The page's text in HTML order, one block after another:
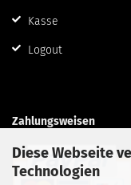
Diese Webseite
Technologien
Kasse
Logout
Zahlungsweisen